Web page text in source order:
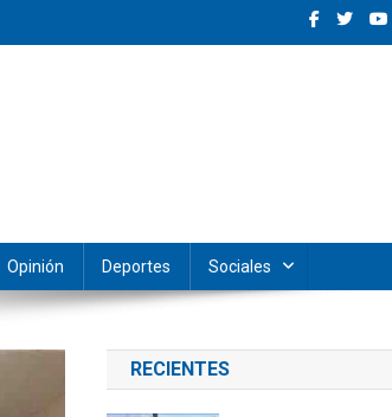
Opinión Deportes Sociales
RECIENTES